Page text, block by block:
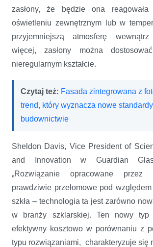
zasłony, że będzie ona
oświetleniu zewnętrznym lub w
przyjemniejszą atmosferę
więcej, zasłony można
nieregularnym kształcie.
Czytaj też: Fasada zintegrowana z
trend, który wyznacza nowe
budownictwie
Sheldon Davis, Vice President of
and Innovation w Guardian
„Rozwiązanie opracowane przez
prawdziwie przełomowe pod
szkła – technologia ta jest zarówno
w branży szklarskiej. Ten nowy typ
efektywny kosztowo w porównaniu z
typu rozwiązaniami, charakteryzuje się